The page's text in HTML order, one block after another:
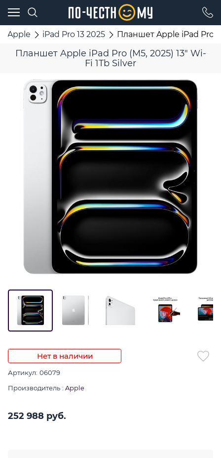
Apple iPad Pro 13 2025 Планшет Apple iPad Pro
Планшет Apple iPad Pro (M5, 2025) 13" Wi-
Fi 1Tb Silver
Нет в наличии
Артикул: 06079
Производитель : Apple
252 988 руб.